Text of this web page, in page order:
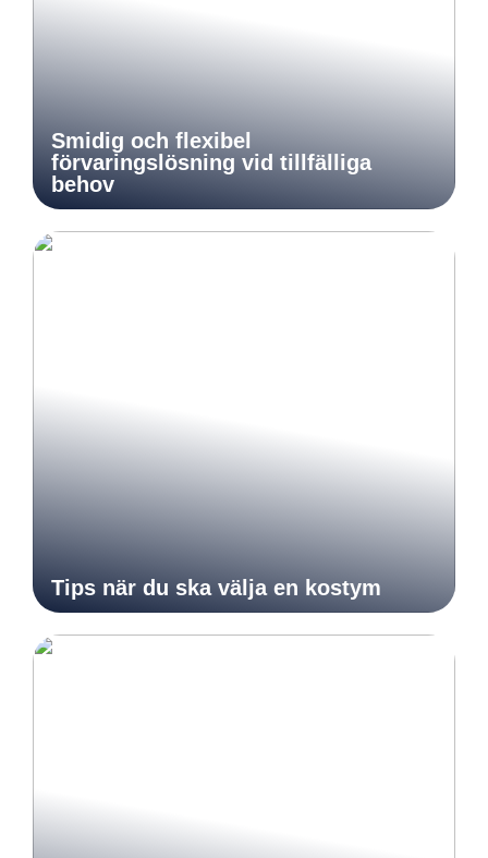
Smidig och flexibel
förvaringslösning vid tillfälliga
behov
Tips när du ska välja en kostym